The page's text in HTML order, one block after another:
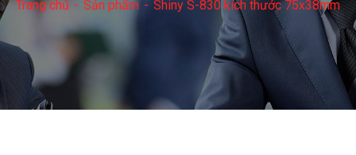
Trang chủ Sản phẩm Shiny S-830 kích thước 75x38mm